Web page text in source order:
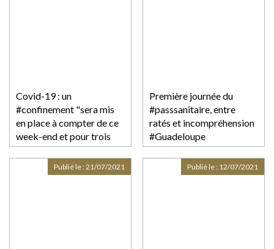
Covid-19 : un
#confinement "sera mis
en place à compter de ce
week-end et pour trois
semaines" en
#Martinique, annonce le
Première journée du
#passsanitaire, entre
ratés et incompréhension
#Guadeloupe
#CQFDAvocats
Publié le :21/07/2021 Publié le : 12/07/2021